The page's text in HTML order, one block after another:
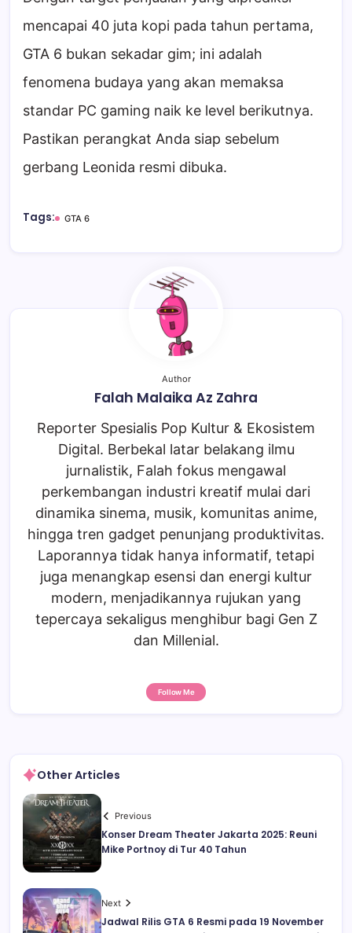
mencapai 40 juta kopi pada tahun pertama,
GTA 6 bukan sekadar gim; ini adalah
fenomena budaya yang akan memaksa
standar PC gaming naik ke level berikutnya.
Pastikan perangkat Anda siap sebelum
gerbang Leonida resmi dibuka.
Tags: GTA 6
Author
Falah Malaika Az Zahra
Reporter Spesialis Pop Kultur & Ekosistem
Digital. Berbekal latar belakang ilmu
jurnalistik, Falah fokus mengawal
perkembangan industri kreatif mulai dari
dinamika sinema, musik, komunitas anime,
hingga tren gadget penunjang produktivitas.
Laporannya tidak hanya informatif, tetapi
juga menangkap esensi dan energi kultur
modern, menjadikannya rujukan yang
tepercaya sekaligus menghibur bagi Gen Z
dan Millenial.
Follow Me
Other Articles
Previous
Konser Dream Theater Jakarta 2025: Reuni
Mike Portnoy di Tur 40 Tahun
Next
Jadwal Rilis GTA 6 Resmi pada 19 November